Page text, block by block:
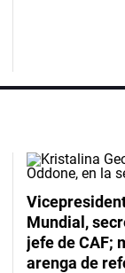
Mundial,
jefe de CAF;
arenga de